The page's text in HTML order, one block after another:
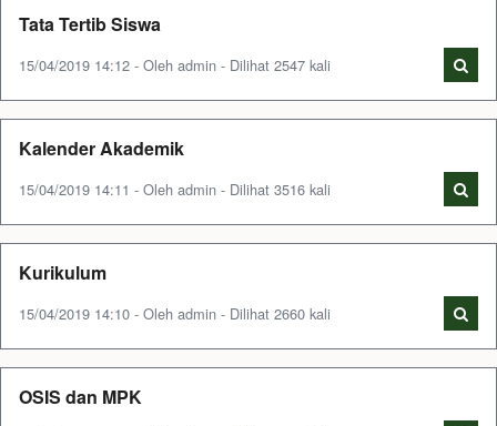
Tata Tertib Siswa
15/04/2019 14:12 - Oleh admin - Dilihat 2547 kali
Kalender Akademik
15/04/2019 14:11 - Oleh admin - Dilihat 3516 kali
Kurikulum
15/04/2019 14:10 - Oleh admin - Dilihat 2660 kali
OSIS dan MPK